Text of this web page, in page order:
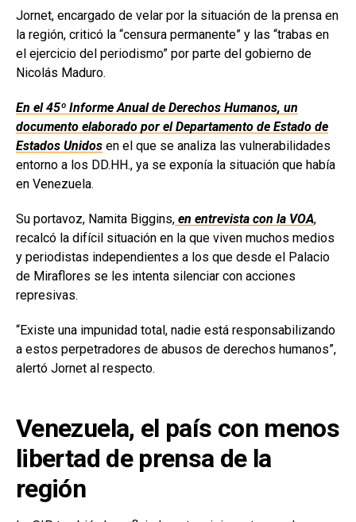
Jornet, encargado de velar por la situación de la prensa en
la región, criticó la “censura permanente” y las “trabas en
el ejercicio del periodismo” por parte del gobierno de
Nicolás Maduro.
En el 45º Informe Anual de Derechos Humanos, un
documento elaborado por el Departamento de Estado de
Estados Unidos en el que se analiza las vulnerabilidades
entorno a los DD.HH., ya se exponía la situación que había
en Venezuela.
Su portavoz, Namita Biggins, en entrevista con la VOA,
recalcó la difícil situación en la que viven muchos medios
y periodistas independientes a los que desde el Palacio
de Miraflores se les intenta silenciar con acciones
represivas.
“Existe una impunidad total, nadie está responsabilizando
a estos perpetradores de abusos de derechos humanos”,
alertó Jornet al respecto.
Venezuela, el país con menos
libertad de prensa de la
región